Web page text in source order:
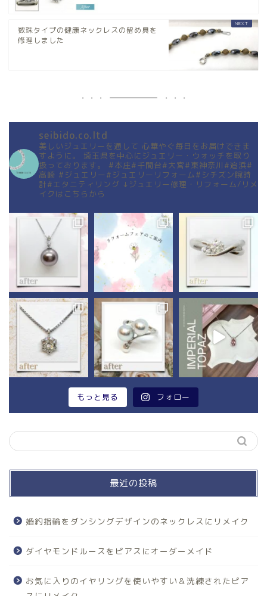
数珠タイプの健康ネックレスの留め具を
修理しました
seibido.co.ltd
美しいジュエリーを通して 心華やぐ毎日をお届けできま
すように。
埼玉県を中心にジュエリー・ウォッチを取り
扱っております。
#本庄#千間台#大宮#東神奈川#追浜#
高崎 #ジュエリー#ジュエリーリフォーム#シチズン腕時
計#エタニティリング ↓ジュエリー修理・リフォーム/リメ
イクはこちらから
もっと見る フォロー
最近の投稿
婚約指輪をダンシングデザインのネックレスにリメイク
ダイヤモンドルースをピアスにオーダーメイド
お気に入りのイヤリングを使いやすい＆洗練されたピア